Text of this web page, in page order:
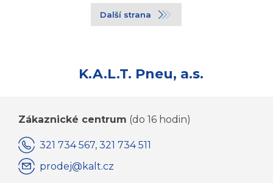
Další strana
K.A.L.T. Pneu, a.s.
Zákaznické centrum (do 16 hodin)
321 734 567, 321 734 511
prodej@kalt.cz